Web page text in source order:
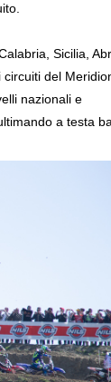
Sicilia,
circuiti del
nazionali e
a testa